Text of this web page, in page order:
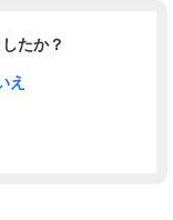
たか？
え